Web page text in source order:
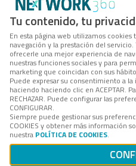
Tu contenido, tu
En esta página web utilizamos cookies
navegación y la prestación del
ofrecerle una mejor experiencia de
nuestras funciones sociales y para
marketing que coincidan con sus
Puede expresar su consentimiento a
haciendo haciendo clic en ACEPTAR.
RECHAZAR. Puede configurar las
CONFIGURAR.
Siempre puede gestionar sus
COOKIES y obtener más información
nuestra POLÍTICA DE COOKIES.